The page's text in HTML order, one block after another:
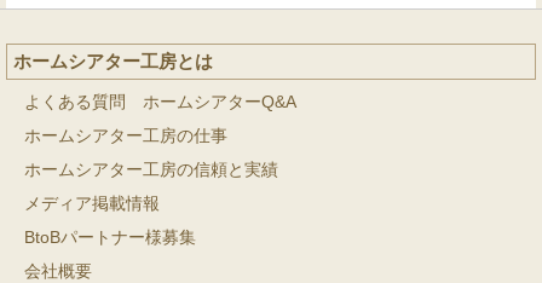
ホームシアター工房とは
よくある質問 ホームシアターQ&A
ホームシアター工房の仕事
ホームシアター工房の信頼と実績
メディア掲載情報
BtoBパートナー様募集
会社概要